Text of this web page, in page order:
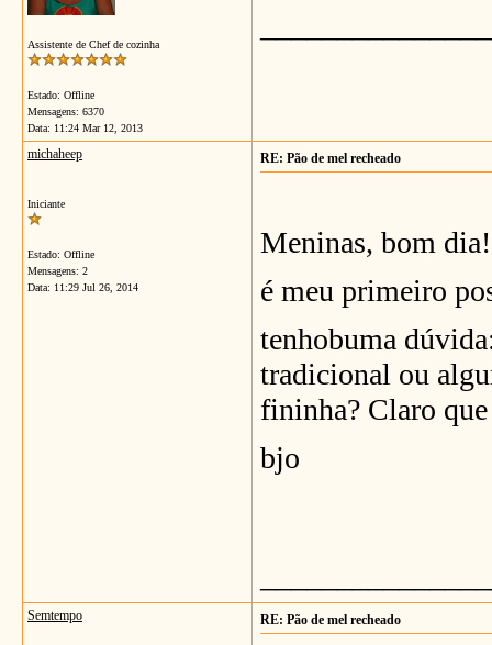
Assistente de Chef de cozinha
Estado: Offline
Mensagens: 6370
Data: 11:24 Mar 12, 2013
michaheep
Iniciante
Estado: Offline
Mensagens: 2
Data: 11:29 Jul 26, 2014
RE: Pão de mel recheado
Meninas, bom dia!
é meu primeiro
tenhobuma
tradicional ou
fininha? Claro
bjo
Semtempo RE: Pão de mel recheado